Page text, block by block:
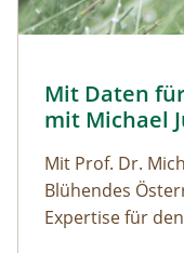
Naturmagazin:
Mit Daten
mit Michael
Mit Prof. Dr.
Blühendes
Expertise für